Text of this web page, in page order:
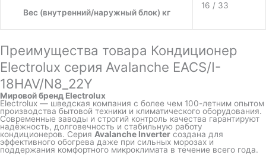
Вес (внутренний/наружный блок) кг
16 / 33
Преимущества товара Кондиционер
Electrolux серия Avalanche EACS/I-
18HAV/N8_22Y
Мировой бренд Electrolux
Electrolux — шведская компания с более чем 100-летним опытом
производства бытовой техники и климатического оборудования.
Современные заводы и строгий контроль качества гарантируют
надёжность, долговечность и стабильную работу
кондиционеров. Серия Avalanche Inverter создана для
эффективного обогрева даже при сильных морозах и
поддержания комфортного микроклимата в течение всего года.